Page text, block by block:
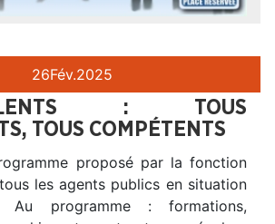
26Fév.2025
: TOUS
TOUS COMPÉTENTS
proposé par la fonction
les agents publics en situation
Au programme : formations,